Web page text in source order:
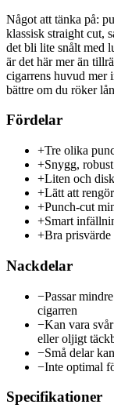
Något att tänka på:
klassisk straight cut,
det bli lite snålt med
är det här mer än
cigarrens huvud mer
bättre om du röker
Fördelar
+Tre olika
+Snygg,
+Liten och
+Lätt att
+Punch-cut
+Smart
+Bra
Nackdelar
−Passar
cigarren
−Kan vara
eller oljigt
−Små delar
−Inte optimal
Specifikationer